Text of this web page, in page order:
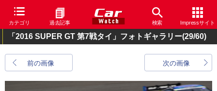
カテゴリ 過去記事 検索 Impressサイト
「2016 SUPER GT 第7戦タイ」フォトギャラリー(29/60)
前の画像 次の画像